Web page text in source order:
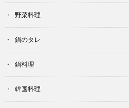
野菜料理
鍋のタレ
鍋料理
韓国料理